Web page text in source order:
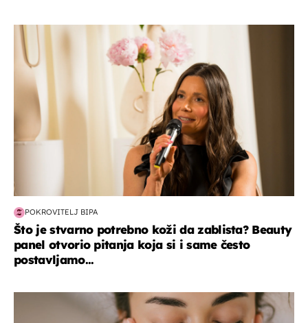
moda & ljepota
POKROVITELJ BIPA
Što je stvarno potrebno koži da zablista? Beauty
panel otvorio pitanja koja si i same često
postavljamo...
moda & ljepota